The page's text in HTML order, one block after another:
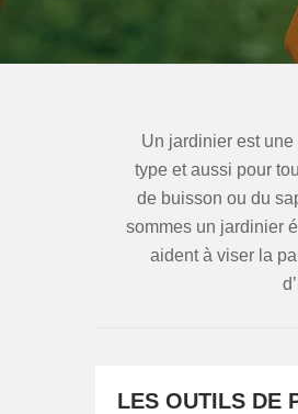
Un jardinier est
type et aussi pour
de buisson ou du
sommes un jardinier
aident à viser la
LES OUTILS DE